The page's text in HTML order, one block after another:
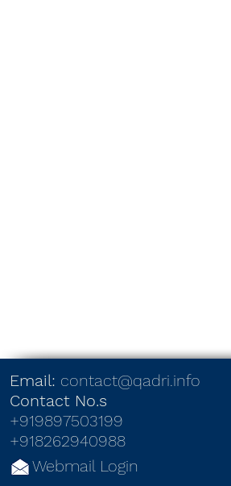
Email: contact@qadri.info
Contact No.s
+919897503199
+918262940988
Webmail Login